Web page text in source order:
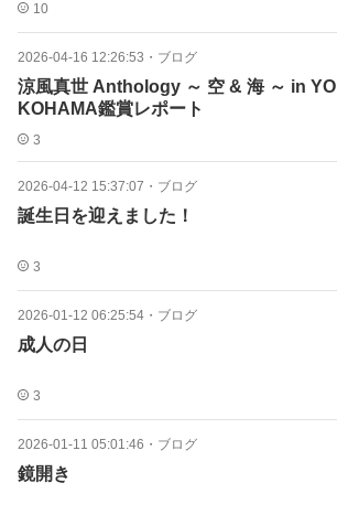
10
2026-04-16 12:26:53 ・ ブログ
涼風真世 Anthology ～ 空 & 海 ～ in YO
KOHAMA鑑賞レポート
3
2026-04-12 15:37:07 ・ ブログ
誕生日を迎えました！
3
2026-01-12 06:25:54 ・ ブログ
成人の日
3
2026-01-11 05:01:46 ・ ブログ
鏡開き